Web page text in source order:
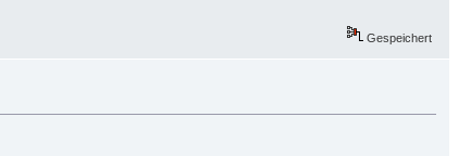
Gespeichert